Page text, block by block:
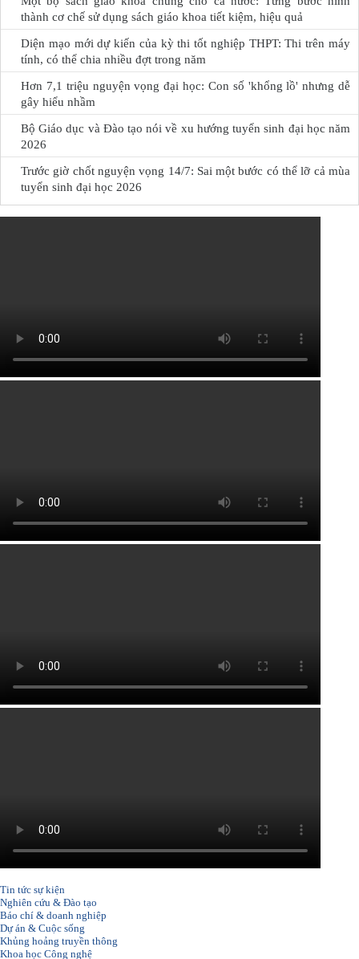
thành cơ chế sử dụng sách giáo khoa tiết kiệm, hiệu quả
Diện mạo mới dự kiến của kỳ thi tốt nghiệp THPT: Thi trên máy
tính, có thể chia nhiều đợt trong năm
Hơn 7,1 triệu nguyện vọng đại học: Con số 'khổng lồ' nhưng dễ
gây hiểu nhầm
Bộ Giáo dục và Đào tạo nói về xu hướng tuyển sinh đại học năm
2026
Trước giờ chốt nguyện vọng 14/7: Sai một bước có thể lỡ cả mùa
tuyển sinh đại học 2026
Tin tức sự kiện
Nghiên cứu & Đào tạo
Báo chí & doanh nghiệp
Dự án & Cuộc sống
Khủng hoảng truyền thông
Khoa học Công nghệ